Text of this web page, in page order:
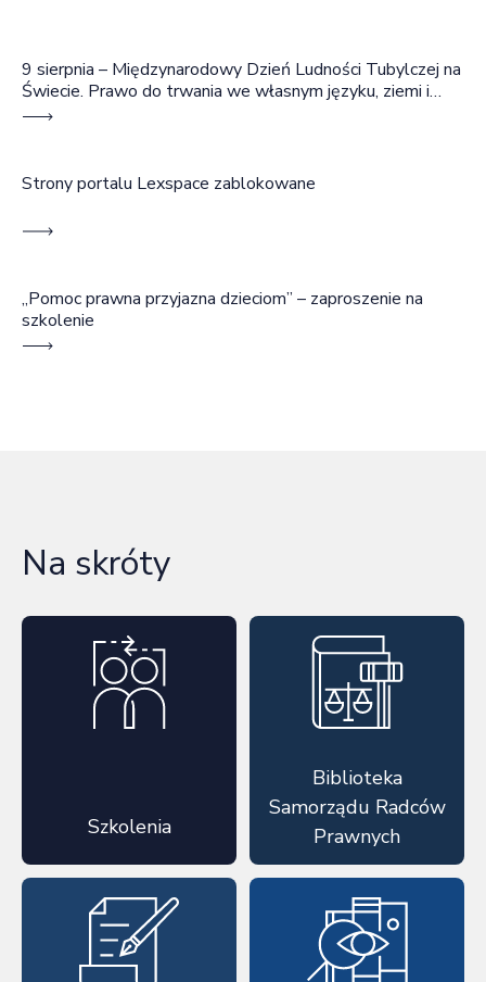
9 sierpnia – Międzynarodowy Dzień Ludności Tubylczej na
Świecie. Prawo do trwania we własnym języku, ziemi i
wspólnocie
Strony portalu Lexspace zablokowane
„Pomoc prawna przyjazna dzieciom” – zaproszenie na
szkolenie
Na skróty
Szkolenia
Biblioteka
Samorządu Radców
Prawnych